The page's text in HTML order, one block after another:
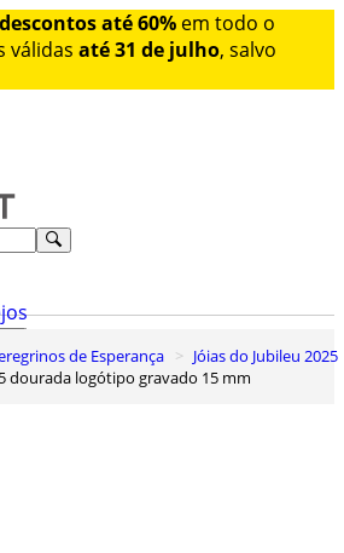
descontos até 60% em todo o
válidas até 31 de julho, salvo
de Esperança
Jóias do Jubileu 2025
dourada logótipo gravado 15 mm